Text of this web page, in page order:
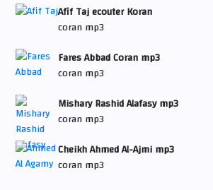
Afif Taj ecouter Koran
coran mp3
Fares Abbad Coran mp3
coran mp3
Mishary Rashid Alafasy mp3
coran mp3
Cheikh Ahmed Al-Ajmi mp3
coran mp3